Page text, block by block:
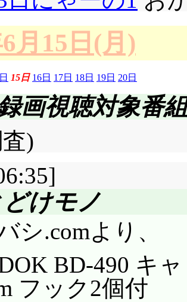
月15日(月)
15日 16日 17日 18日 19日 20日
画視聴対象番組
)
けモノ
シ.comより、
BD-490 キ
フック2個付